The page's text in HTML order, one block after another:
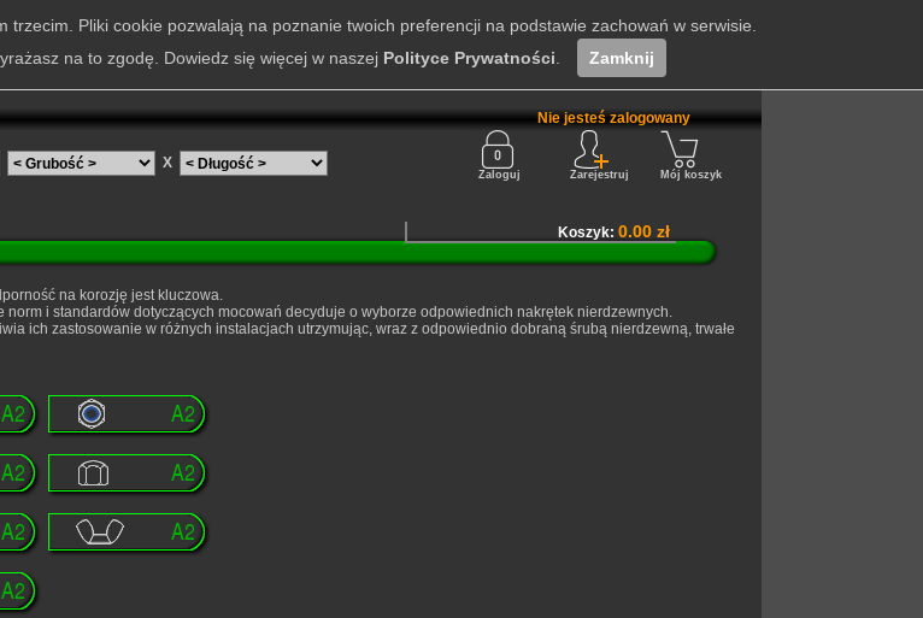
X
Nie jesteś zalogowany
Zaloguj Zarejestruj Mój koszyk
na korozję jest kluczowa.
norm i standardów dotyczących mocowań decyduje o wyborze odpowiednich nakrętek nierdzewnych.
ich zastosowanie w różnych instalacjach utrzymując, wraz z odpowiednio dobraną śrubą nierdzewną, trwałe
Koszyk: 0.00 zł
Pliki cookie pozwalają na poznanie twoich preferencji na podstawie zachowań w serwisie.
na to zgodę. Dowiedz się więcej w naszej Polityce Prywatności Zamknij